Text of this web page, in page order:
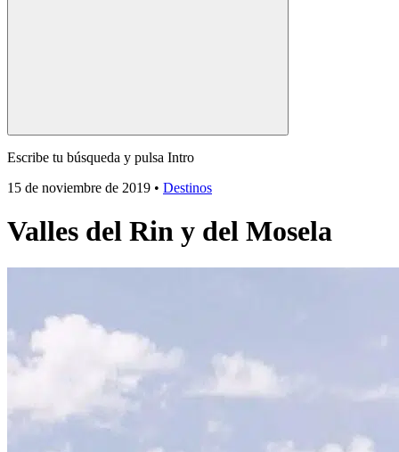
Escribe tu búsqueda y pulsa Intro
15 de noviembre de 2019 • Destinos
Valles del Rin y del Mosela